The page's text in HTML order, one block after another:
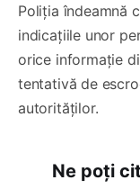
Poliția îndeamnă
indicațiile unor
orice informație
tentativă de
autorităților.
Ne poți